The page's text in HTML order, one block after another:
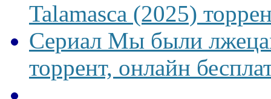
Talamasca (2025)
Сериал Мы были
торрент, онлайн